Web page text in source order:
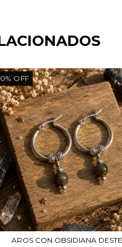
% OFF
AROS CON OBSIDIANA